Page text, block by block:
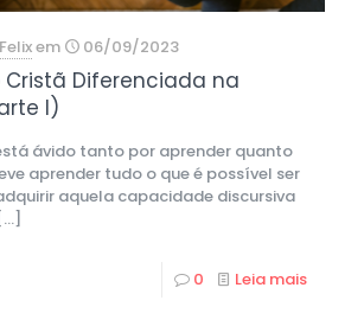
em 06/09/2023
Diferenciada na
I)
ávido tanto por aprender quanto
aprender tudo o que é possível ser
aquela capacidade discursiva
[…]
0 Leia mais